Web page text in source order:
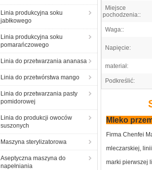
Linia produkcyjna soku
jabłkowego
Linia produkcyjna soku
pomarańczowego
Linia do przetwarzania ananasa
Linia do przetwórstwa mango
Linia do przetwarzania pasty
pomidorowej
Linia do produkcji owoców
suszonych
Maszyna sterylizatorowa
Aseptyczna maszyna do
napełniania
Miejsce
pochodzenia::
Waga::
Napięcie:
materiał:
Podkreślić:
Mleko
Firma Chenfei
mleczarskiej,
marki pierwszej